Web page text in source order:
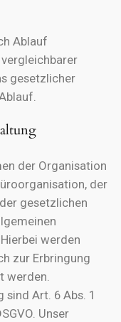
Ablauf
gesetzlicher
der Organisation
der
gesetzlichen
werden
zur Erbringung
werden.
Art. 6 Abs. 1
Unser